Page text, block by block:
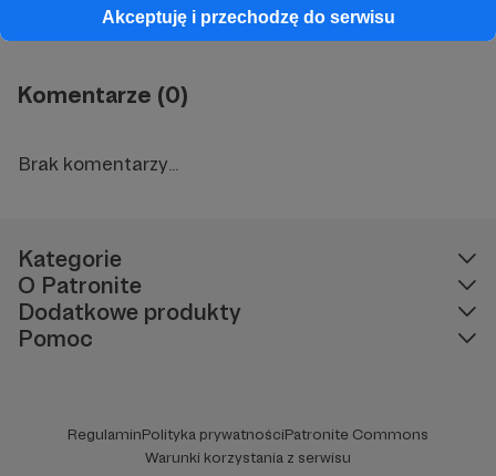
Akceptuję i przechodzę do serwisu
Komentarze (0)
Brak komentarzy...
Kategorie
O Patronite
Dodatkowe produkty
Pomoc
RegulaminPolityka prywatnościPatronite Commons
Warunki korzystania z serwisu